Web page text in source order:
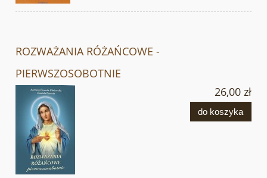
ROZWAŻANIA RÓŻAŃCOWE -
PIERWSZOSOBOTNIE
26,00 zł
do koszyka